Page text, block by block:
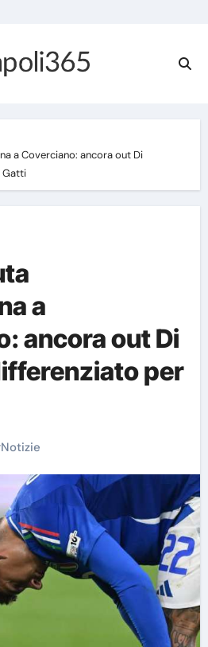
a Coverciano: ancora out Di
Gatti
a
ancora out Di
per
Notizie